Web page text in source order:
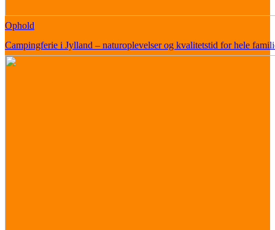
Ophold
Campingferie i Jylland – naturoplevelser og kvalitetstid for hele